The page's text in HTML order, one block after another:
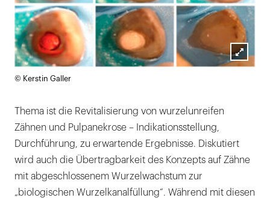
© Kerstin Galler
Thema ist die Revitalisierung von wurzelunreifen
Zähnen und Pulpanekrose – Indikationsstellung,
Durchführung, zu erwartende Ergebnisse. Diskutiert
wird auch die Übertragbarkeit des Konzepts auf Zähne
mit abgeschlossenem Wurzelwachstum zur
„biologischen Wurzelkanalfüllung“. Während mit diesen